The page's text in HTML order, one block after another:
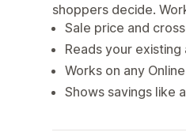
shoppers decide.
Sale price and
Reads your
Works on any
Shows savings like